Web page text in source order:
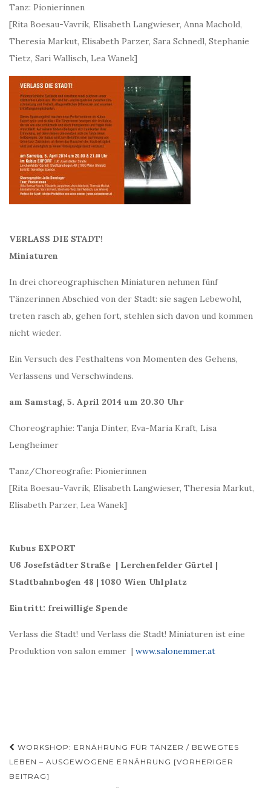
Tanz: Pionierinnen
[Rita Boesau-Vavrik, Elisabeth Langwieser, Anna Machold,
Theresia Markut, Elisabeth Parzer, Sara Schnedl, Stephanie
Tietz, Sari Wallisch, Lea Wanek]
VERLASS DIE STADT!
Miniaturen
In drei choreographischen Miniaturen nehmen fünf
Tänzerinnen Abschied von der Stadt: sie sagen Lebewohl,
treten rasch ab, gehen fort, stehlen sich davon und kommen
nicht wieder.
Ein Versuch des Festhaltens von Momenten des Gehens,
Verlassens und Verschwindens.
am Samstag, 5. April 2014 um 20.30 Uhr
Choreographie: Tanja Dinter, Eva-Maria Kraft, Lisa
Lengheimer
Tanz/Choreografie: Pionierinnen
[Rita Boesau-Vavrik, Elisabeth Langwieser, Theresia Markut,
Elisabeth Parzer, Lea Wanek]
Kubus EXPORT
U6 Josefstädter Straße | Lerchenfelder Gürtel |
Stadtbahnbogen 48 | 1080 Wien Uhlplatz
Eintritt: freiwillige Spende
Verlass die Stadt! und Verlass die Stadt! Miniaturen ist eine
Produktion von salon emmer | www.salonemmer.at
Beitragsnavigation
WORKSHOP: ERNÄHRUNG FÜR TÄNZER / BEWEGTES
LEBEN – AUSGEWOGENE ERNÄHRUNG [VORHERIGER
BEITRAG]